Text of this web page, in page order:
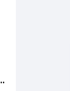
освітню програму